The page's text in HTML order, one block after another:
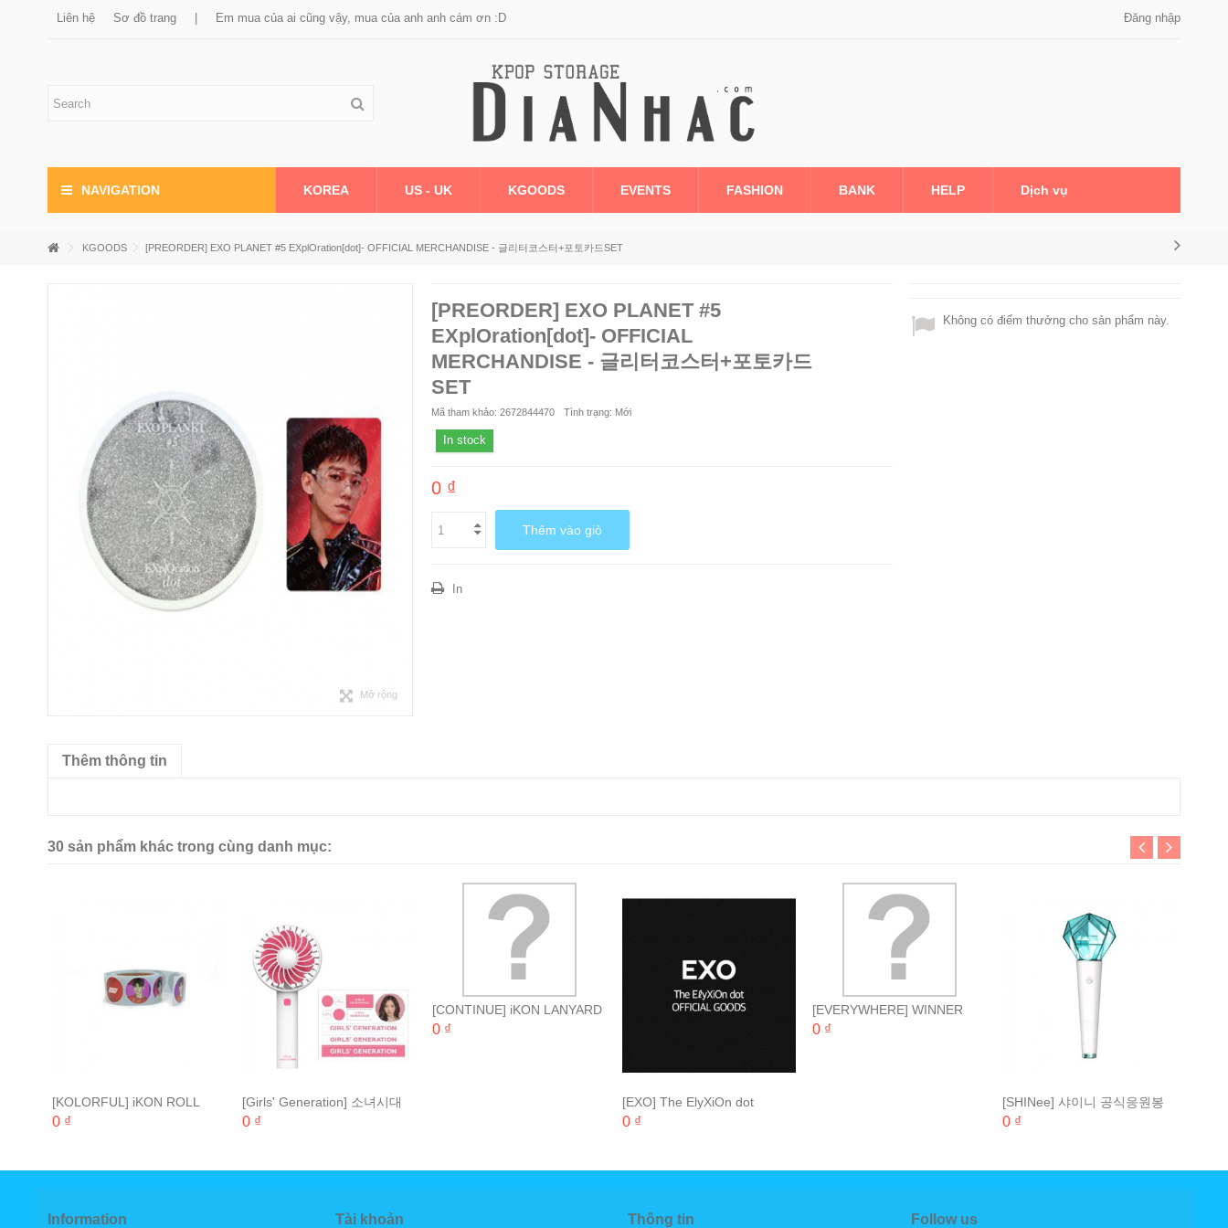
Liên hệ Sơ đồ trang Em mua của ai cũng vậy, mua của anh anh cám ơn :D Đăng nhập
NAVIGATION KOREA US - UK KGOODS EVENTS FASHION BANK HELP Dịch vụ
KGOODS [PREORDER] EXO PLANET #5 EXplOration[dot]- OFFICIAL MERCHANDISE - 글리터코스터+포토카드SET
Mở rộng
[PREORDER] EXO PLANET #5
EXplOration[dot]- OFFICIAL
MERCHANDISE - 글리터코스터+포토카드
SET
Mã tham khảo: 2672844470 Tình trạng: Mới
In stock
0 ₫
Thêm vào giỏ
In
Không có điểm thưởng cho sản phẩm này.
Thêm thông tin
30 sản phẩm khác trong cùng danh mục:
[KOLORFUL] iKON ROLL
STICKER
0 ₫
[Girls' Generation] 소녀시대
핸디형선풍기 HANDY FAN
0 ₫
[CONTINUE] iKON LANYARD
0 ₫
[EXO] The ElyXiOn dot
Official Goods
0 ₫
[EVERYWHERE] WINNER
BROOCH
0 ₫
[SHINee] 샤이니 공식응원봉
OFFICIAL FANLIGHT
0 ₫
Information Tài khoản Thông tin Follow us